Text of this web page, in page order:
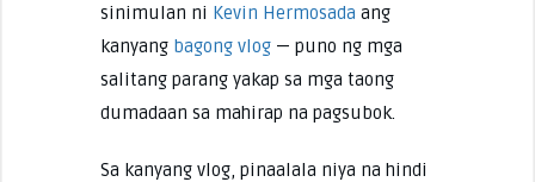
sinimulan ni Kevin Hermosada ang
kanyang bagong vlog— puno ng mga
salitang parang yakap sa mga taong
dumadaan sa mahirap na pagsubok.
Sa kanyang vlog, pinaalala niya na hindi